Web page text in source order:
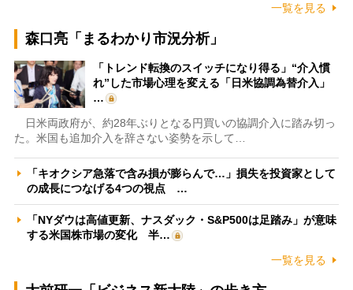
一覧を見る
森口亮「まるわかり市況分析」
「トレンド転換のスイッチになり得る」“介入慣
れ”した市場心理を変える「日米協調為替介入」
…
日米両政府が、約28年ぶりとなる円買いの協調介入に踏み切っ
た。米国も追加介入を辞さない姿勢を示して…
「キオクシア急落で含み損が膨らんで…」損失を投資家として
の成長につなげる4つの視点 …
「NYダウは高値更新、ナスダック・S&P500は足踏み」が意味
する米国株市場の変化 半…
一覧を見る